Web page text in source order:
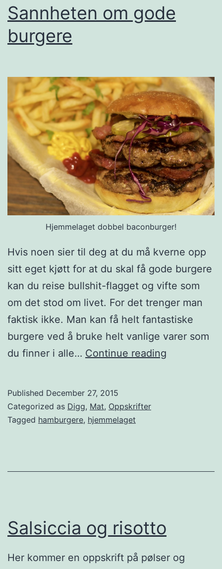
g
i
m
a
t
s
a
u
s
o
g
p
s
e
Sannheten om gode
burgere
Hjemmelaget dobbel baconburger!
Hvis noen sier til deg at du må kverne opp
sitt eget kjøtt for at du skal få gode burgere
kan du reise bullshit-flagget og vifte som
om det stod om livet. For det trenger man
faktisk ikke. Man kan få helt fantastiske
burgere ved å bruke helt vanlige varer som
du finner i alle… Continue reading
e
g
o
Published December 27, 2015
Categorized as Digg, Mat, Oppskrifter
Tagged hamburgere, hjemmelaget
Salsiccia og risotto
Her kommer en oppskrift på pølser og